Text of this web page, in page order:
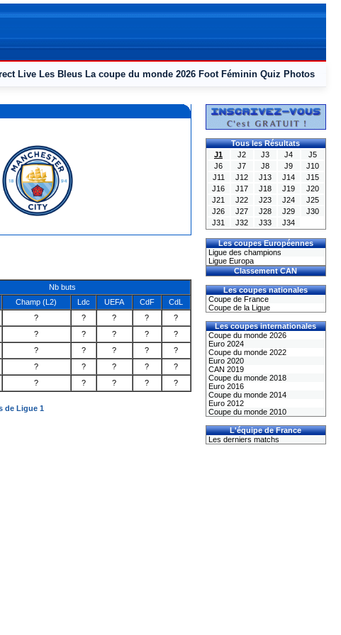
Live Les Bleus La coupe du monde 2026 Foot Féminin Quiz Photos
Nb buts
Champ (L2) Ldc UEFA CdF CdL
? ? ? ? ?
? ? ? ? ?
? ? ? ? ?
? ? ? ? ?
? ? ? ? ?
de Ligue 1
Tous les Résultats
J1
J2 J3 J4
J5
J6
J7 J8 J9
J10
J11
J12 J13 J14
J15
J16
J17 J18 J19
J20
J21
J22 J23 J24
J25
J26
J27 J28 J29
J30
J31
J32 J33 J34
Les coupes Européennes
Ligue des champions
Ligue Europa
Classement CAN
Les coupes nationales
Coupe de France
Coupe de la Ligue
Les coupes internationales
Coupe du monde 2026
Euro 2024
Coupe du monde 2022
Euro 2020
CAN 2019
Coupe du monde 2018
Euro 2016
Coupe du monde 2014
Euro 2012
Coupe du monde 2010
L'équipe de France
Les derniers matchs